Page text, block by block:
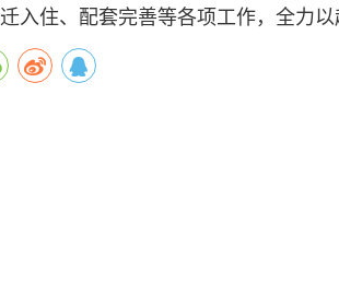
入住、配套完善等各项工作，全力